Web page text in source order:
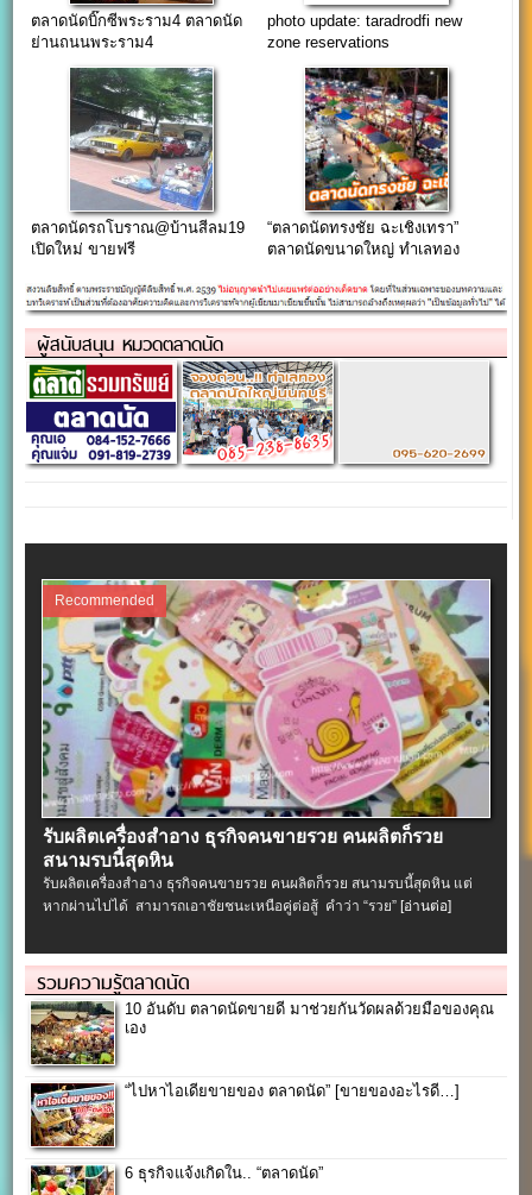
ตลาดนัดบิ๊กซีพระราม4 ตลาดนัด
ย่านถนนพระราม4
photo update: taradrodfi new
zone reservations
ตลาดนัดรถโบราณ@บ้านสีลม19
เปิดใหม่ ขายฟรี
“ตลาดนัดทรงชัย ฉะเชิงเทรา”
ตลาดนัดขนาดใหญ่ ทำเลทอง
ผู้สนับสนุน หมวดตลาดนัด
Recommended
รับผลิตเครื่องสําอาง ธุรกิจคนขายรวย คนผลิตก็รวย
สนามรบนี้สุดหิน
รับผลิตเครื่องสําอาง ธุรกิจคนขายรวย คนผลิตก็รวย สนามรบนี้สุดหิน แต่
หากผ่านไปได้ สามารถเอาชัยชนะเหนือคู่ต่อสู้ คำว่า “รวย” [อ่านต่อ]
รวมความรู้ตลาดนัด
10 อันดับ ตลาดนัดขายดี มาช่วยกันวัดผลด้วยมือของคุณ
เอง
“ไปหาไอเดียขายของ ตลาดนัด” [ขายของอะไรดี…]
6 ธุรกิจแจ้งเกิดใน.. “ตลาดนัด”